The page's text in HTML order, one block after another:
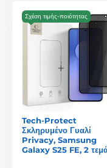
Σχέση τιμής-ποιότητας
Tech-Protect
Σκληρυμένο Γυαλί
Privacy, Samsung
Galaxy S25 FE, 2